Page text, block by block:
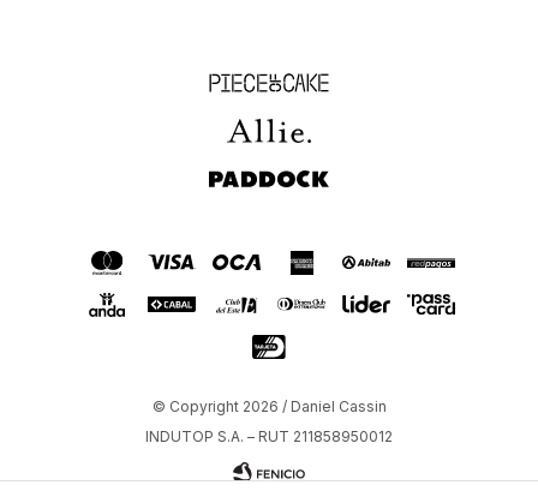
Piece of Cake
Allie
Paddock
© Copyright 2026 / Daniel Cassin
INDUTOP S.A. – RUT 211858950012